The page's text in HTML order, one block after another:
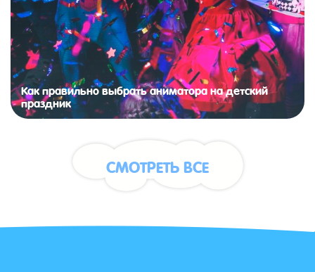
Как правильно выбрать аниматора на детский
праздник
СМОТРЕТЬ ВСЕ